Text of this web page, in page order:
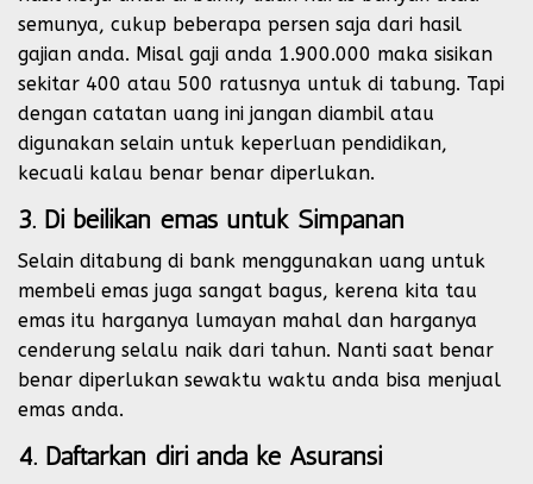
semunya, cukup beberapa persen saja dari hasil
gajian anda. Misal gaji anda 1.900.000 maka sisikan
sekitar 400 atau 500 ratusnya untuk di tabung. Tapi
dengan catatan uang ini jangan diambil atau
digunakan selain untuk keperluan pendidikan,
kecuali kalau benar benar diperlukan.
3. Di beilikan emas untuk Simpanan
Selain ditabung di bank menggunakan uang untuk
membeli emas juga sangat bagus, kerena kita tau
emas itu harganya lumayan mahal dan harganya
cenderung selalu naik dari tahun. Nanti saat benar
benar diperlukan sewaktu waktu anda bisa menjual
emas anda.
4. Daftarkan diri anda ke Asuransi